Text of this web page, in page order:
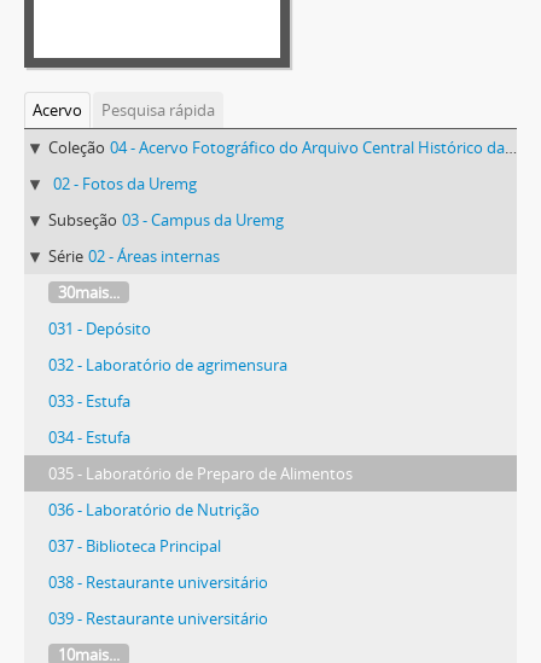
Acervo
Pesquisa rápida
Coleção 04 - Acervo Fotográfico do Arquivo Central Histórico da UFV
02 - Fotos da Uremg
Subseção 03 - Campus da Uremg
Série 02 - Áreas internas
30mais...
031 - Depósito
032 - Laboratório de agrimensura
033 - Estufa
034 - Estufa
035 - Laboratório de Preparo de Alimentos
036 - Laboratório de Nutrição
037 - Biblioteca Principal
038 - Restaurante universitário
039 - Restaurante universitário
10mais...